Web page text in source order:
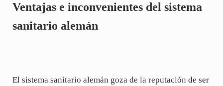
Ventajas e inconvenientes del sistema
sanitario alemán
El sistema sanitario alemán goza de la reputación de ser